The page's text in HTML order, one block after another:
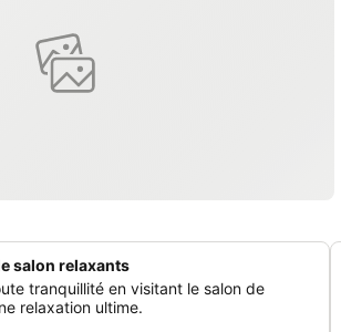
salon relaxants
tranquillité en visitant le salon de
relaxation ultime.